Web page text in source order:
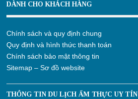
DÀNH CHO KHÁCH HÀNG
Chính sách và quy định chung
Quy định và hình thức thanh toán
Chính sách bảo mật thông tin
Sitemap – Sơ đồ website
THÔNG TIN DU LỊCH ẨM THỰC UY TÍN